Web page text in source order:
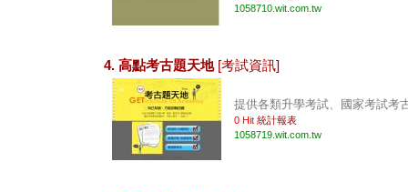
1058710.wit.com.tw
4. 高點考古題天地 [考試資訊]
提供各類升學考試、國家考試考
0 Hit 統計報表
1058719.wit.com.tw